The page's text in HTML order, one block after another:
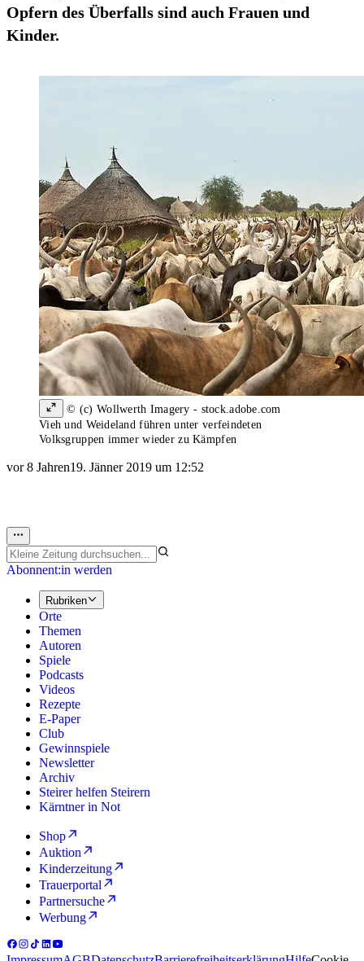
Opfern des Überfalls sind auch Frauen und
Kinder.
© (c) Wollwerth Imagery - stock.adobe.com
Vieh und Weideland führen unter verfeindeten
Volksgruppen immer wieder zu Kämpfen
vor 8 Jahren19. Jänner 2019 um 12:52
Abonnent:in werden
Rubriken
Orte
Themen
Autoren
Spiele
Podcasts
Videos
Rezepte
E-Paper
Club
Gewinnspiele
Newsletter
Archiv
Steirer helfen Steirern
Kärntner in Not
Shop
Auktion
Kinderzeitung
Trauerportal
Partnersuche
Werbung